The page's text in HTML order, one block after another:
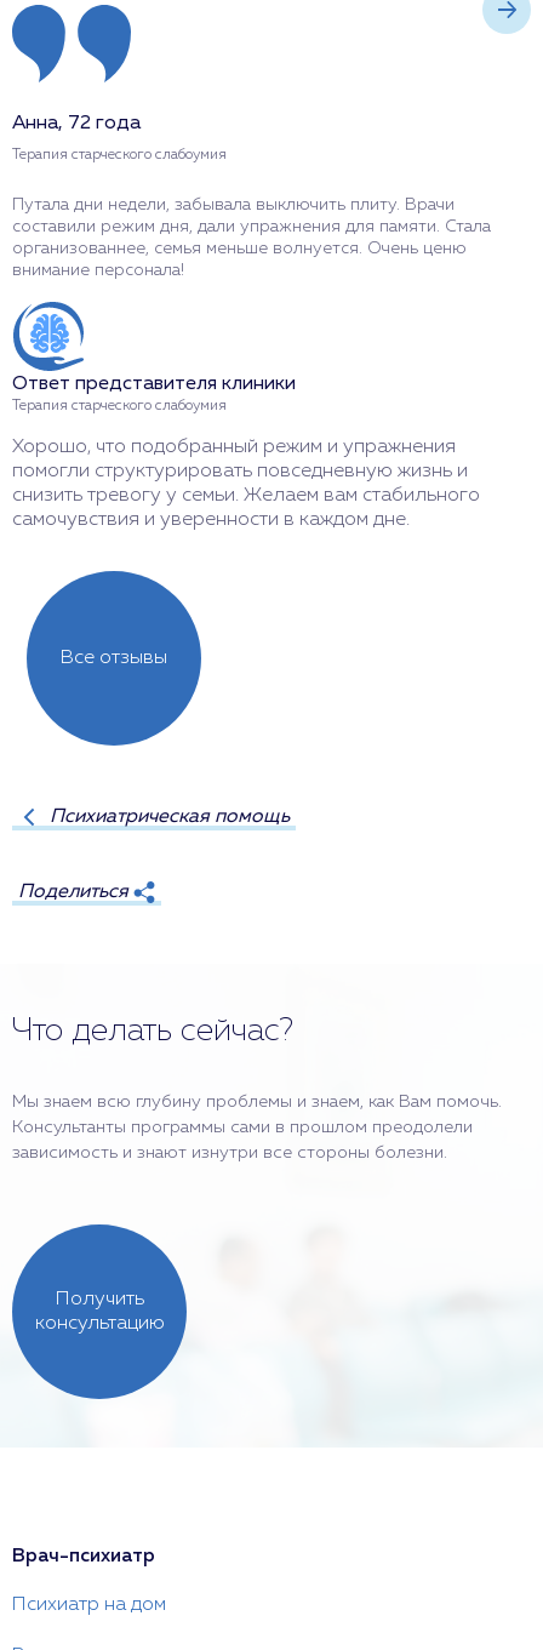
Анна, 72 года
Терапия старческого слабоумия
Путала дни недели, забывала выключить плиту. Врачи
составили режим дня, дали упражнения для памяти. Стала
организованнее, семья меньше волнуется. Очень ценю
внимание персонала!
Ответ представителя клиники
Терапия старческого слабоумия
Хорошо, что подобранный режим и упражнения
помогли структурировать повседневную жизнь и
снизить тревогу у семьи. Желаем вам стабильного
самочувствия и уверенности в каждом дне.
Все отзывы
Психиатрическая помощь
Поделиться
Что делать сейчас?
Мы знаем всю глубину проблемы и знаем, как Вам помочь.
Консультанты программы сами в прошлом преодолели
зависимость и знают изнутри все стороны болезни.
Получить
консультацию
Врач-психиатр
Психиатр на дом